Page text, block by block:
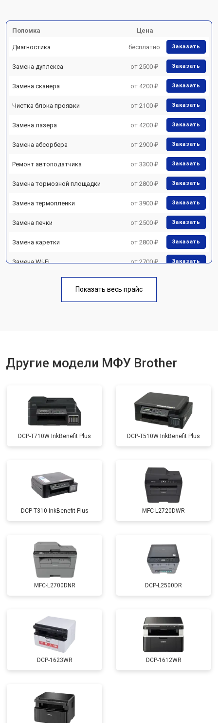
Поломка Цена
Диагностика бесплатно Заказать
Замена дуплекса от 2500 ₽ Заказать
Замена сканера от 4200 ₽ Заказать
Чистка блока проявки от 2100 ₽ Заказать
Замена лазера от 4200 ₽ Заказать
Замена абсорбера от 2900 ₽ Заказать
Ремонт автоподатчика от 3300 ₽ Заказать
Замена тормозной площадки от 2800 ₽ Заказать
Замена термопленки от 3900 ₽ Заказать
Замена печки от 2500 ₽ Заказать
Замена каретки от 2800 ₽ Заказать
Замена Wi-Fi от 2700 ₽ Заказать
от 3500 ₽
Показать весь прайс
Другие модели МФУ Brother
DCP-T710W InkBenefit Plus DCP-T510W InkBenefit Plus
DCP-T310 InkBenefit Plus MFC-L2720DWR
MFC-L2700DNR DCP-L2500DR
DCP-1623WR DCP-1612WR